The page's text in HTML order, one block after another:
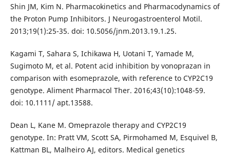
Shin JM, Kim N. Pharmacokinetics and Pharmacodynamics of
the Proton Pump Inhibitors. J Neurogastroenterol Motil.
2013;19(1):25-35. doi: 10.5056/jnm.2013.19.1.25.
Kagami T, Sahara S, Ichikawa H, Uotani T, Yamade M,
Sugimoto M, et al. Potent acid inhibition by vonoprazan in
comparison with esomeprazole, with reference to CYP2C19
genotype. Aliment Pharmacol Ther. 2016;43(10):1048-59.
doi: 10.1111/ apt.13588.
Dean L, Kane M. Omeprazole therapy and CYP2C19
genotype. In: Pratt VM, Scott SA, Pirmohamed M, Esquivel B,
Kattman BL, Malheiro AJ, editors. Medical genetics